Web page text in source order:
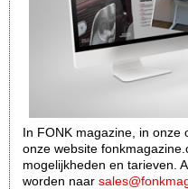
In FONK magazine, in onze
onze website
mogelijkheden en tarieven.
worden naar